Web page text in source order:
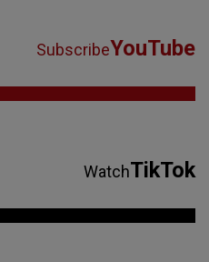
SubscribeYouTube
WatchTikTok